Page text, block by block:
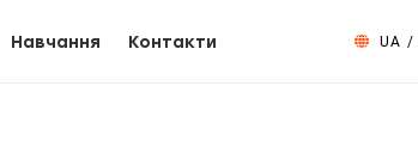
Навчання Контакти UA /